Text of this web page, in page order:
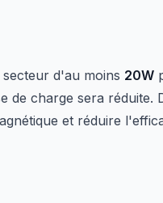
d'au moins 20W
de charge sera réduite.
et réduire